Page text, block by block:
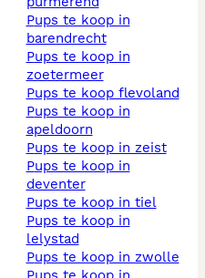
pups te koop in
barendrecht
pups te koop in
zoetermeer
pups te koop flevoland
pups te koop in
apeldoorn
pups te koop in zeist
pups te koop in
deventer
pups te koop in tiel
pups te koop in
lelystad
pups te koop in zwolle